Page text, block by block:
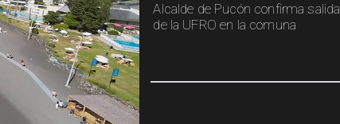
Alcalde de Pucón confirma salida
de la UFRO en la comuna